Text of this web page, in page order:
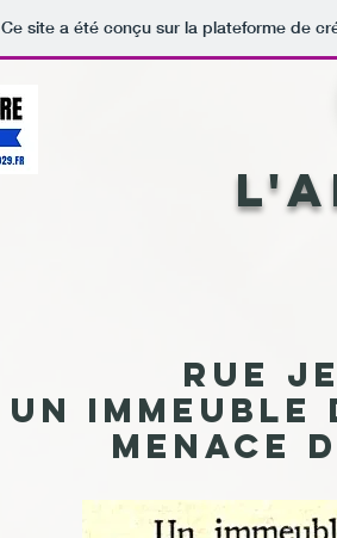
Ce site a été conçu sur la plateforme de
Rue
Un
menace